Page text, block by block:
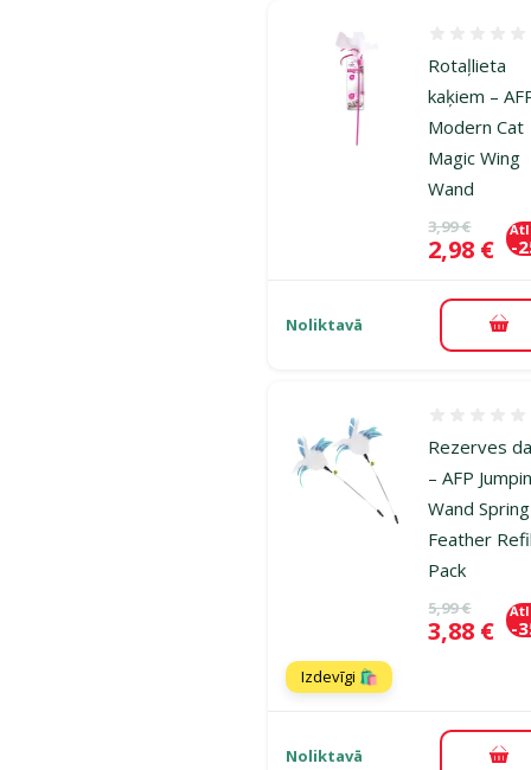
Rotaļlieta
kaķiem –
Modern Cat
Magic Wing
Wand
Oriģinālā
3,99 €
Cena
2,98 € -
Noliktavā
Rezerves
– AFP
Wand Spring
Feather
Pack
Oriģinālā
5,99 €
Cena
3,88 € -
Izdevīgi 🛍️
Noliktavā